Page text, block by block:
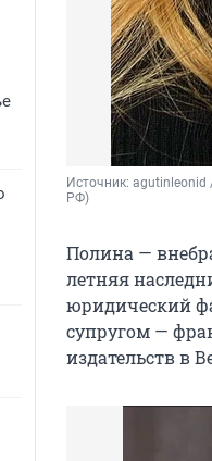
Источник: agutinleonid
РФ)
Полина —
летняя
юридический
супругом —
издательств в